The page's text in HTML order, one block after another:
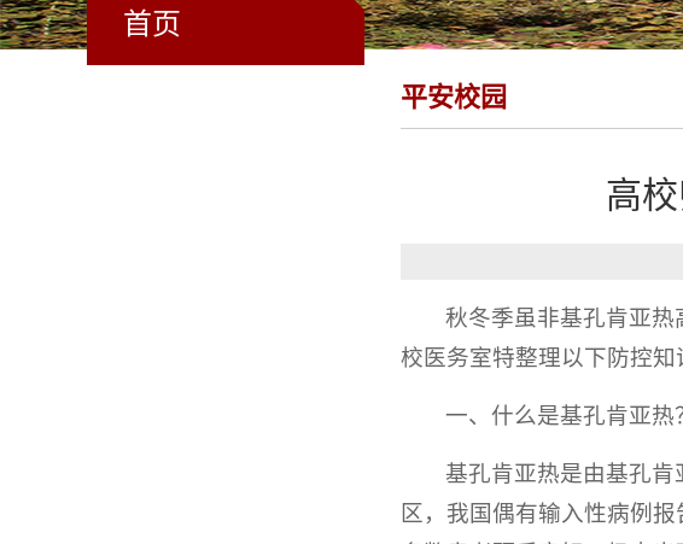
首页
平安校园
高
秋冬季虽非基孔肯亚
校医务室特整理以下防控知
一、什么是基孔肯亚热
基孔肯亚热是由基孔
区，我国偶有输入性病例